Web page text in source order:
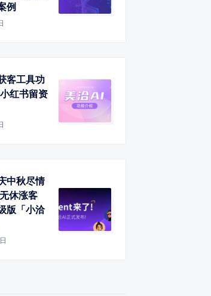
例
客工具功
红书留资
中秋尽情
休涨客
版「小洽